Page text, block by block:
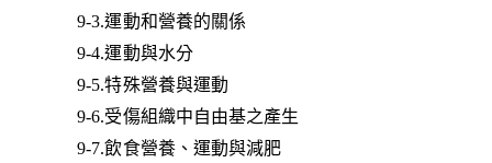
9-3.運動和營養的關係
9-4.運動與水分
9-5.特殊營養與運動
9-6.受傷組織中自由基之產生
9-7.飲食營養、運動與減肥